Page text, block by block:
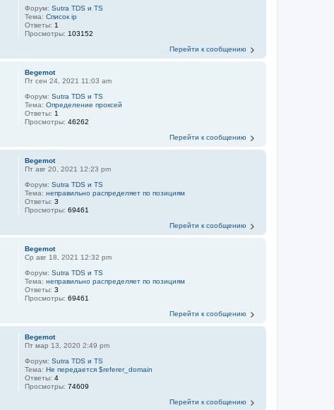
Форум:Sutra TDS и TS
Тема:Список ip
Ответы: 1
Просмотры: 103152
Перейти к сообщению
Begemot
Пт сен 24, 2021 11:03 am
Форум:Sutra TDS и TS
Тема:Определение проксей
Ответы: 1
Просмотры:46262
Перейти к сообщению
Begemot
Пт авг 20, 2021 12:23 pm
Форум:Sutra TDS и TS
Тема:неправильно распределяет по позициям
Ответы:3
Просмотры:69461
Перейти к сообщению
Begemot
Ср авг 18, 2021 12:32 pm
Форум:Sutra TDS и TS
Тема:неправильно распределяет по позициям
Ответы:3
Просмотры:69461
Перейти к сообщению
Begemot
Пт мар 13, 2020 2:49 pm
Форум:Sutra TDS и TS
Тема:Не передается $referer_domain
Ответы:4
Просмотры:74609
Перейти к сообщению